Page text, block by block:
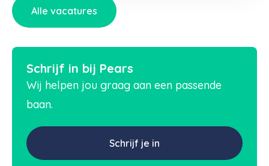
Alle vacatures
Schrijf in bij Pears
Wij helpen jou graag aan een passende
baan.
Schrijf je in